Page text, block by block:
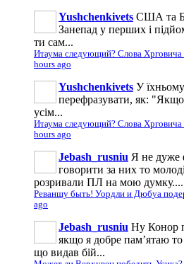
Yushchenkivets США та
Занепад у перших і
ти сам...
Итаума следующий? Слова Хрговича
hours ago
Yushchenkivets У
перефразувати, як:
усім...
Итаума следующий? Слова Хрговича
hours ago
Jebash_rusniu Я не
говорити за них то молоді
розривали ПЛ на мою думку....
Реваншу быть! Уордли и Дюбуа
ago
Jebash_rusniu Ну Конор
якщо я добре памʼятаю то
що видав бій...